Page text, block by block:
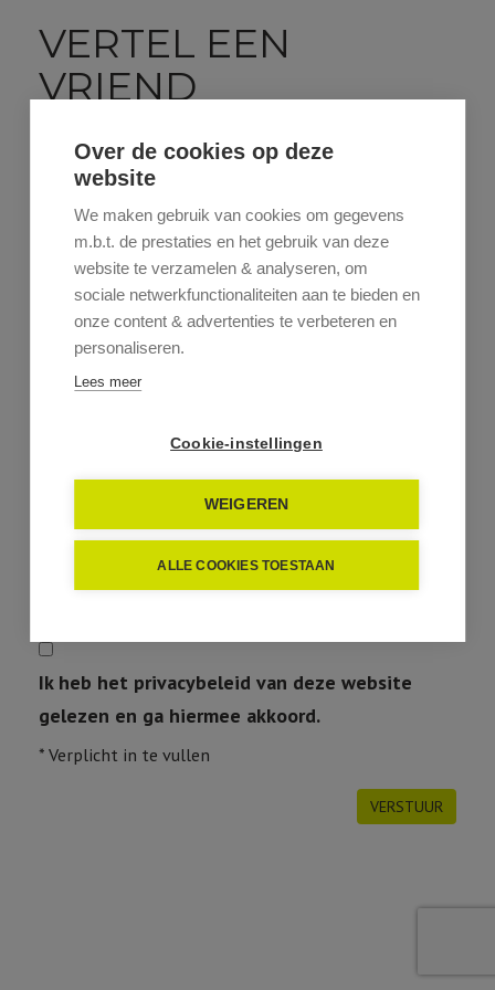
VERTEL EEN
VRIEND
Ik heb het privacybeleid van deze website
gelezen en ga hiermee akkoord.
* Verplicht in te vullen
Over de cookies op deze
website
We maken gebruik van cookies om gegevens
m.b.t. de prestaties en het gebruik van deze
website te verzamelen & analyseren, om
sociale netwerkfunctionaliteiten aan te bieden en
onze content & advertenties te verbeteren en
personaliseren.
Lees meer
Cookie-instellingen
WEIGEREN
ALLE COOKIES TOESTAAN